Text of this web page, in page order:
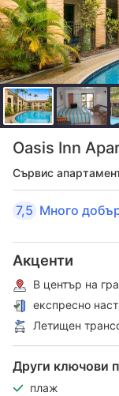
Oasis Inn
Сървис
Оценка в
7,5 Много
Акценти
В център на
експресно
Летищен
Други ключови
плаж